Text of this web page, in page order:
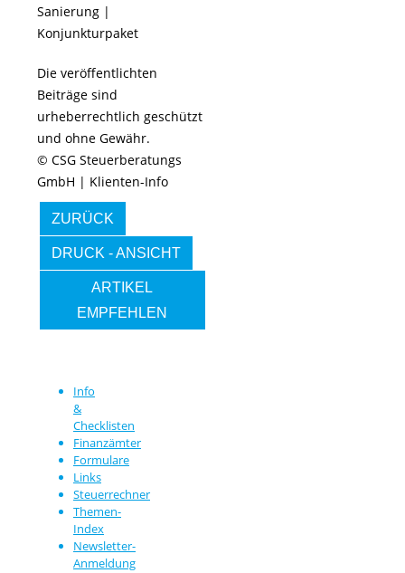
Sanierung |
Konjunkturpaket
Die veröffentlichten
Beiträge sind
urheberrechtlich geschützt
und ohne Gewähr.
© CSG Steuerberatungs
GmbH | Klienten-Info
ZURÜCK
DRUCK - ANSICHT
ARTIKEL
EMPFEHLEN
Info
&
Checklisten
Finanzämter
Formulare
Links
Steuerrechner
Themen-
Index
Newsletter-
Anmeldung